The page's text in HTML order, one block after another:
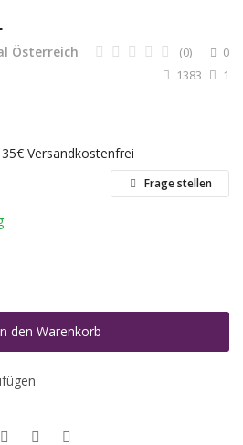
Österreich 0
(0)
1
1383
Versandkostenfrei
Frage stellen
den Warenkorb